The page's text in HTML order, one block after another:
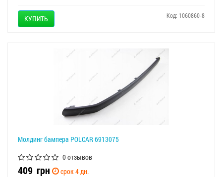
КУПИТЬ Код: 1060860-8
Молдинг бампера POLCAR 6913075
0 отзывов
409 грн
срок 4 дн.